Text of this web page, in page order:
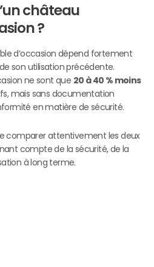
château
?
d’occasion dépend fortement
son utilisation précédente.
ne sont que 20 à 40 % moins
mais sans documentation
en matière de sécurité.
comparer attentivement les deux
compte de la sécurité, de la
à long terme.